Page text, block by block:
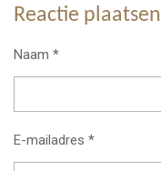
e
n
l
r
e
e
n
Reactie plaatsen
Naam *
E-mailadres *